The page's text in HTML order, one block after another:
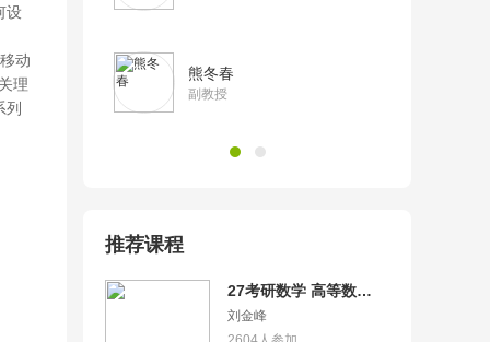
设
动
理
列
熊冬春
副教授
推荐课程
27考研数学 高等数学
基础篇严选题 逐题精讲
刘金峰